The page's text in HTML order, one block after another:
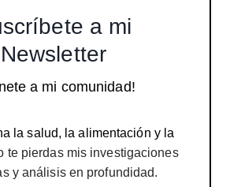
a mi
Newsletter
a mi comunidad!
la salud, la alimentación y la
te pierdas mis investigaciones
y análisis en profundidad.